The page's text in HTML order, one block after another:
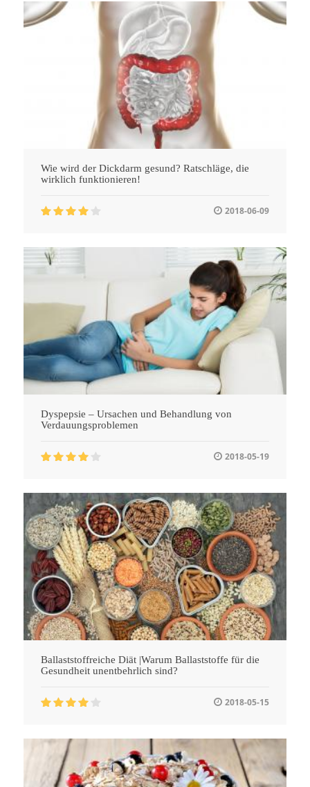
Wie wird der Dickdarm gesund? Ratschläge, die
wirklich funktionieren!
2018-06-09
Dyspepsie – Ursachen und Behandlung von
Verdauungsproblemen
2018-05-19
Ballaststoffreiche Diät |Warum Ballaststoffe für die
Gesundheit unentbehrlich sind?
2018-05-15